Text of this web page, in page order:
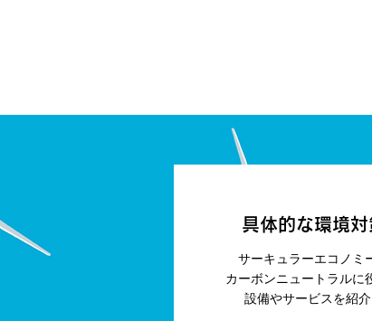
具体的な環境対
サーキュラーエコノミ
カーボンニュートラルに
設備やサービスを紹介